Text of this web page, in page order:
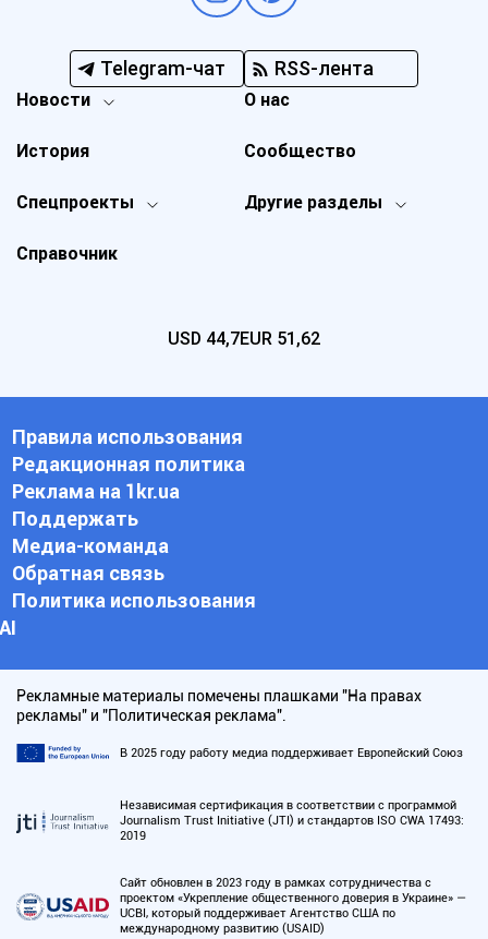
Telegram-чат RSS-лента
Новости
Спецпроекты Другие разделы
История
О нас
Справочник
Сообщество
USD 44,7EUR 51,62
Правила использования
Редакционная политика
Реклама на 1kr.ua
Поддержать
Медиа-команда
Обратная связь
Политика использования
АI
Рекламные материалы помечены плашками "На правах
рекламы" и "Политическая реклама".
В 2025 году работу медиа поддерживает Европейский Союз
Независимая сертификация в соответствии с программой
Journalism Trust Initiative (JTI) и стандартов ISO CWA 17493:
2019
Сайт обновлен в 2023 году в рамках сотрудничества с
проектом «Укрепление общественного доверия в Украине» —
UCBI, который поддерживает Агентство США по
международному развитию (USAID)